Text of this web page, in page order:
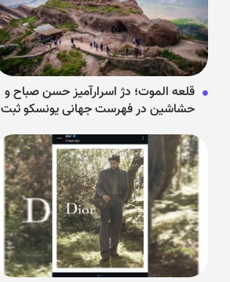
قلعه الموت؛ دژ اسرارآمیز حسن صباح و
حشاشین در فهرست جهانی یونسکو ثبت